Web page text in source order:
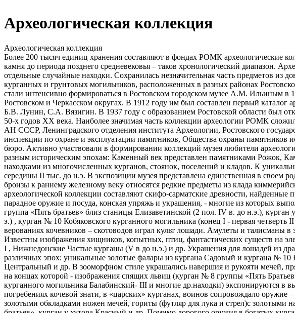
Археологическая коллекция
Археологическая коллекция
Более 200 тысяч единиц хранения составляют в фондах РОМК археологические
камня до периода позднего средневековья – таков хронологический диапазон.
отдельные случайные находки. Сохранилась незначительная часть предметов
курганных и грунтовых могильников, расположенных в разных районах
стали интенсивно формироваться в Ростовском городском музее А.М. Ильиным в
Ростовском и Черкасском округах. В 1912 году им был составлен первый
Б.В. Лунин, С.А. Вязигин. В 1937 году с образованием Ростовской области был
50-х годов XX века. Наиболее значимая часть коллекции археологии РОМК
АН СССР, Ленинградского отделения института Археологии, Ростовского
инспекции по охране и эксплуатации памятников, Общества охраны памятников
бюро. Активно участвовали в формировании коллекций музея любители
разным историческим эпохам: Каменный век представлен памятниками Рожок,
находками из многочисленных курганов, стоянок, поселений и кладов. К
cередины II тыс. до н.э. В экспозиции музея представлена единственная в своем
бронзы к раннему железному веку относятся редкие предметы из клада
археологической коллекции составляют скифо-сарматские древности,
парадное оружие и посуда, конская упряжь и украшения, - многие из которых
группа «Пять братьев» близ станицы Елизаветинской (2 пол. IV в. до н.э.),
э.) , курган № 10 Кобяковского курганного могильника (конец I - первая
верованиях кочевников – скотоводов играл культ лошади. Амулеты и
Известны изображения хищников, копытных, птиц, фантастических существ на
I , Нижнедонские Частые курганы (V в до н.э.) и др. Украшения для лошадей из
различных эпох: уникальные золотые фалары из кургана Садовый и кургана №
Центральный и др. В зооморфном стиле украшались навершия и рукояти мечей,
на концах которой - изображения спящих львиц (курган № 8 группы «Пять
курганного могильника Балабинский- III и многие др.находки) экспонируются в
погребениях кочевой знати, в «царских» курганах, воинов сопровождало
золотыми обкладками ножен мечей, гориты (футляр для лука и стрел)с